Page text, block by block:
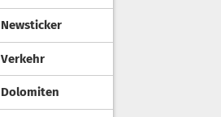
Newsticker
Verkehr
Dolomiten